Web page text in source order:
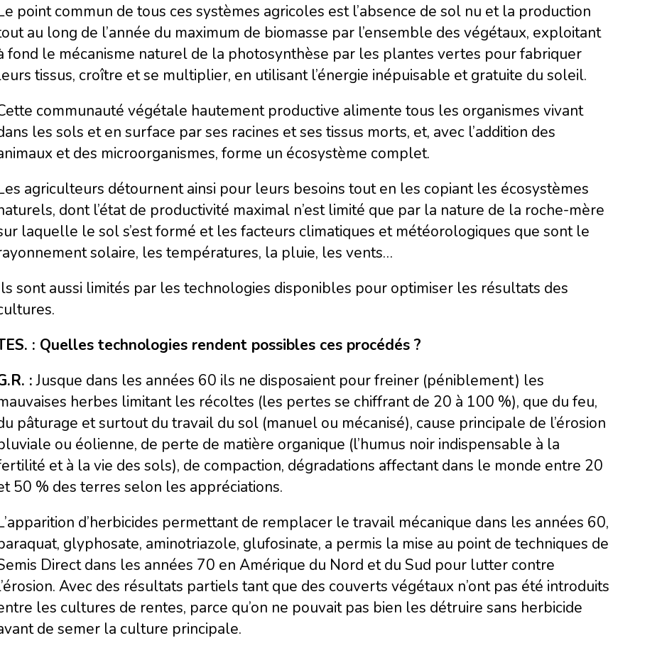
point commun de tous ces systèmes agricoles est l’absence de sol nu et la production
au long de l’année du maximum de biomasse par l’ensemble des végétaux, exploitant
fond le mécanisme naturel de la photosynthèse par les plantes vertes pour fabriquer
tissus, croître et se multiplier, en utilisant l’énergie inépuisable et gratuite du soleil.
communauté végétale hautement productive alimente tous les organismes vivant
les sols et en surface par ses racines et ses tissus morts, et, avec l’addition des
et des microorganismes, forme un écosystème complet.
agriculteurs détournent ainsi pour leurs besoins tout en les copiant les écosystèmes
dont l’état de productivité maximal n’est limité que par la nature de la roche-mère
laquelle le sol s’est formé et les facteurs climatiques et météorologiques que sont le
solaire, les températures, la pluie, les vents…
sont aussi limités par les technologies disponibles pour optimiser les résultats des
: Quelles technologies rendent possibles ces procédés ?
:Jusque dans les années 60 ils ne disposaient pour freiner (péniblement) les
herbes limitant les récoltes (les pertes se chiffrant de 20 à 100 %), que du feu,
pâturage et surtout du travail du sol (manuel ou mécanisé), cause principale de l’érosion
ou éolienne, de perte de matière organique (l’humus noir indispensable à la
et à la vie des sols), de compaction, dégradations affectant dans le monde entre 20
50 % des terres selon les appréciations.
d’herbicides permettant de remplacer le travail mécanique dans les années 60,
glyphosate, aminotriazole, glufosinate, a permis la mise au point de techniques de
Direct dans les années 70 en Amérique du Nord et du Sud pour lutter contre
Avec des résultats partiels tant que des couverts végétaux n’ont pas été introduits
les cultures de rentes, parce qu’on ne pouvait pas bien les détruire sans herbicide
de semer la culture principale.